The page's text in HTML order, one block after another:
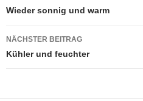
Wieder sonnig und warm
NÄCHSTER BEITRAG
Kühler und feuchter